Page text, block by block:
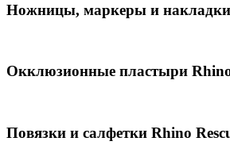
Ножницы, маркеры и накладки
Окклюзионные пластыри Rhino
Повязки и салфетки Rhino